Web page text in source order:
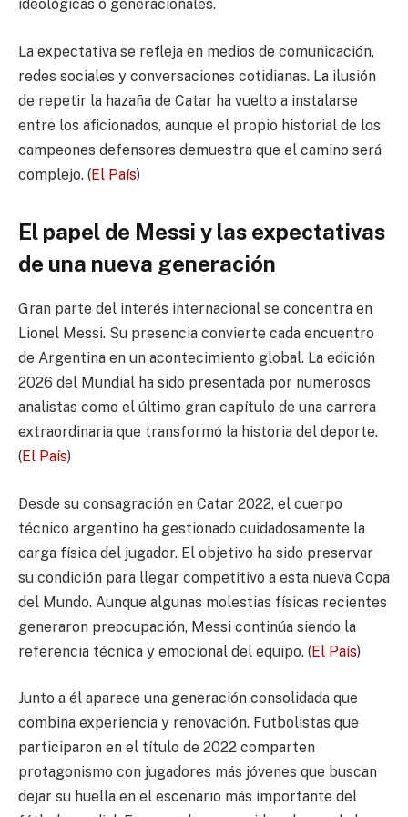
ideológicas o generacionales.
La expectativa se refleja en medios de comunicación,
redes sociales y conversaciones cotidianas. La ilusión
de repetir la hazaña de Catar ha vuelto a instalarse
entre los aficionados, aunque el propio historial de los
campeones defensores demuestra que el camino será
complejo. (El País)
El papel de Messi y las expectativas
de una nueva generación
Gran parte del interés internacional se concentra en
Lionel Messi. Su presencia convierte cada encuentro
de Argentina en un acontecimiento global. La edición
2026 del Mundial ha sido presentada por numerosos
analistas como el último gran capítulo de una carrera
extraordinaria que transformó la historia del deporte.
(El País)
Desde su consagración en Catar 2022, el cuerpo
técnico argentino ha gestionado cuidadosamente la
carga física del jugador. El objetivo ha sido preservar
su condición para llegar competitivo a esta nueva Copa
del Mundo. Aunque algunas molestias físicas recientes
generaron preocupación, Messi continúa siendo la
referencia técnica y emocional del equipo. (El País)
Junto a él aparece una generación consolidada que
combina experiencia y renovación. Futbolistas que
participaron en el título de 2022 comparten
protagonismo con jugadores más jóvenes que buscan
dejar su huella en el escenario más importante del